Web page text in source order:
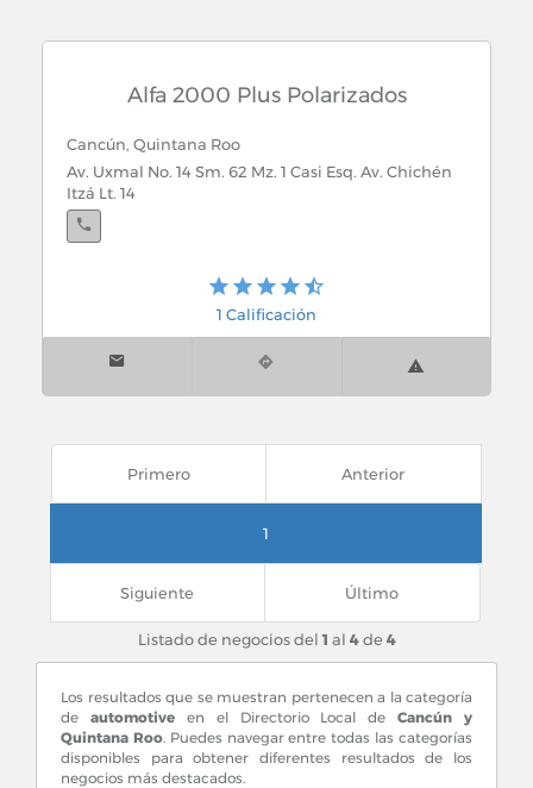
Alfa 2000 Plus Polarizados
Cancún, Quintana Roo
Av. Uxmal No. 14 Sm. 62 Mz. 1 Casi Esq. Av. Chichén
Itzá Lt. 14
1 Calificación
Primero Anterior
1
Siguiente Último
Listado de negocios del1 al 4de 4
Los resultados que se muestran pertenecen a la categoría
de automotiveen el Directorio Local deCancún y
Quintana Roo. Puedes navegar entre todas las categorías
disponibles para obtener diferentes resultados de los
negocios más destacados.